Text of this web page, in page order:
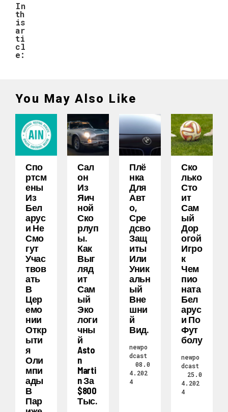
In
th
is
ar
ti
cl
e:
You May Also Like
Спо
Ртсм
Ены
Из
Бел
Арус
И Не
Смо
Гут
Учас
Твов
Ать
В
Цер
Емо
Нии
Откр
Ыти
Я
Оли
Мпи
Ады
В
Пар
Сал
Он
Из
Яич
Ной
Ско
Рлуп
Ы.
Как
Выг
Ляд
Ит
Сам
Ый
Эко
Логи
Чны
Й
Asto
N
Marti
N За
$800
Тыс.
Плё
Нка
Для
Авт
О,
Сре
Дсво
Защ
Иты
Или
Уник
Альн
Ый
Вне
Шни
Й
Вид.
newpo
dcast
08.0
4.202
4
Ско
Лько
Сто
Ит
Сам
Ый
Дор
Огой
Игро
К
Чем
Пио
Ната
Бел
Арус
И По
Фут
Болу
newpo
dcast
25.0
4.202
4